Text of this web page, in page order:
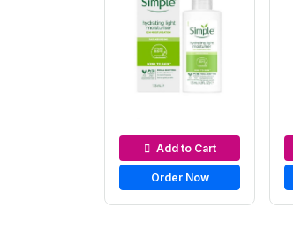
Moisturizers & Cream
Add to Cart
Order Now